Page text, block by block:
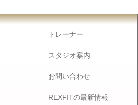
トレーナー
スタジオ案内
お問い合わせ
REXFITの最新情報